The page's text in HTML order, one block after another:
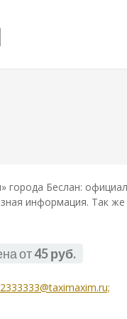
Беслан:
информация. Так
от45 руб.